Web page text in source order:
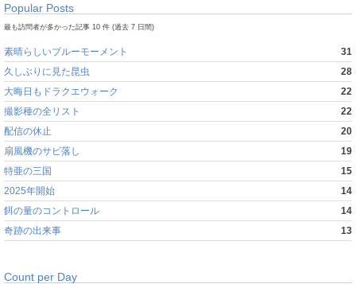
Popular Posts
最も訪問者が多かった記事 10 件 (過去 7 日間)
素晴らしいブルーモーメント
31
久しぶりに見た昆虫
28
大晦日もドラクエウォーク
22
撮影種の全リスト
22
配信の休止
20
扇風機のサビ落し
19
特亜の三国
15
2025年開始
14
餌の量のコントロール
14
奇跡の出来事
13
Count per Day